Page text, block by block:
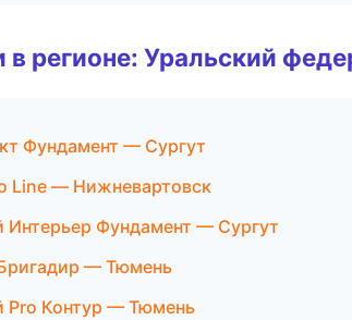
в регионе: Уральский
Фундамент — Сургут
Line — Нижневартовск
Фундамент — Сургут
— Тюмень
Контур — Тюмень